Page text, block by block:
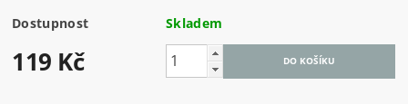
Dostupnost Skladem
119 Kč